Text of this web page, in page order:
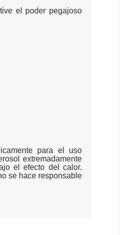
el poder pegajoso
para el uso
extremadamente
el efecto del calor.
se hace responsable